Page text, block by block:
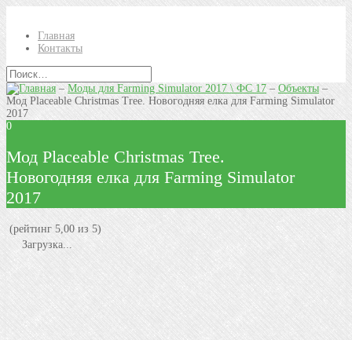
Главная
Контакты
–Моды для Farming Simulator 2017 \ ФС 17– Объекты–
Мод Placeable Christmas Tree. Новогодняя елка для Farming Simulator
2017
0
Мод Placeable Christmas Tree.
Новогодняя елка для Farming Simulator
2017
(рейтинг 5,00 из 5)
Загрузка...